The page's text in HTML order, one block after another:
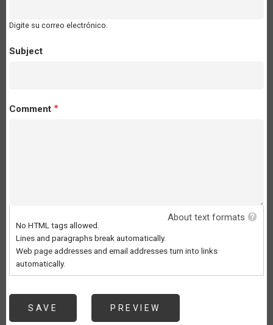
Digite su correo electrónico.
Subject
Comment
About text formats
No HTML tags allowed.
Lines and paragraphs break automatically.
Web page addresses and email addresses turn into links
automatically.